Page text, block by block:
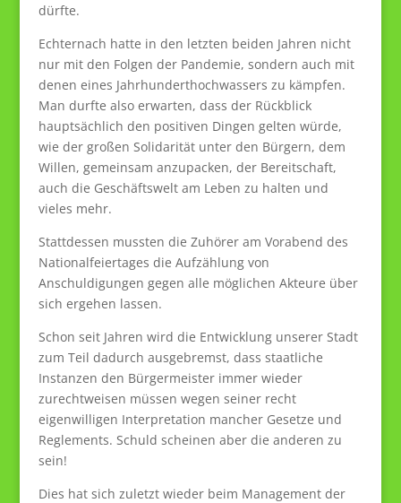
dürfte.
Echternach hatte in den letzten beiden Jahren nicht
nur mit den Folgen der Pandemie, sondern auch mit
denen eines Jahrhunderthochwassers zu kämpfen.
Man durfte also erwarten, dass der Rückblick
hauptsächlich den positiven Dingen gelten würde,
wie der großen Solidarität unter den Bürgern, dem
Willen, gemeinsam anzupacken, der Bereitschaft,
auch die Geschäftswelt am Leben zu halten und
vieles mehr.
Stattdessen mussten die Zuhörer am Vorabend des
Nationalfeiertages die Aufzählung von
Anschuldigungen gegen alle möglichen Akteure über
sich ergehen lassen.
Schon seit Jahren wird die Entwicklung unserer Stadt
zum Teil dadurch ausgebremst, dass staatliche
Instanzen den Bürgermeister immer wieder
zurechtweisen müssen wegen seiner recht
eigenwilligen Interpretation mancher Gesetze und
Reglements. Schuld scheinen aber die anderen zu
sein!
Dies hat sich zuletzt wieder beim Management der